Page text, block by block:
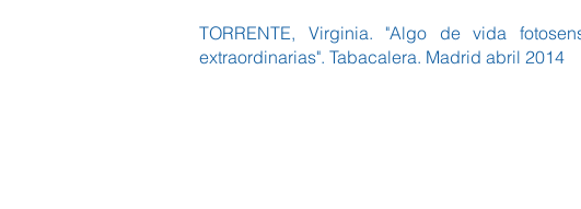
TORRENTE, Virginia. "Algo de vida
extraordinarias". Tabacalera. Madrid abril 2014